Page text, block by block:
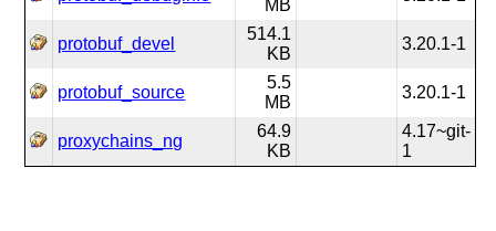
MB
protobuf_devel
514.1
KB
3.20.1-1
protobuf_source
5.5
MB
3.20.1-1
proxychains_ng
64.9
KB
4.17~git-
1